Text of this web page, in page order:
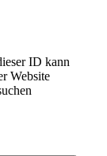
ID kann
Website